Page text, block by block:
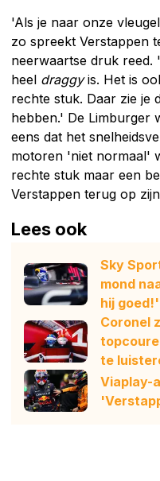
'Als je naar onze
zo spreekt Verstappen
neerwaartse druk reed.
heel draggyis. Het is
rechte stuk. Daar zie je
hebben.' De Limburger
eens dat het
motoren 'niet normaal'
rechte stuk maar een
Verstappen terug op
Lees ook
Sky
mond
hij goed!'
Coronel
te
Viaplay-